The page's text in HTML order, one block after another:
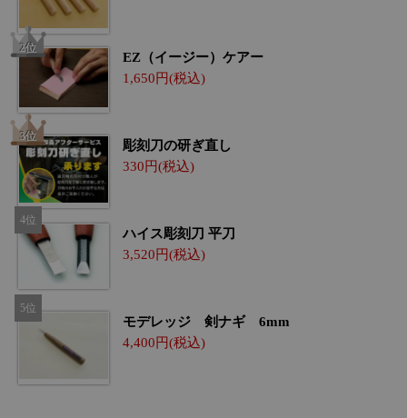
EZ（イージー）ケアー
1,650
彫刻刀の研ぎ直し
330
ハイス彫刻刀 平刀
3,520
モデレッジ 剣ナギ 6mm
4,400